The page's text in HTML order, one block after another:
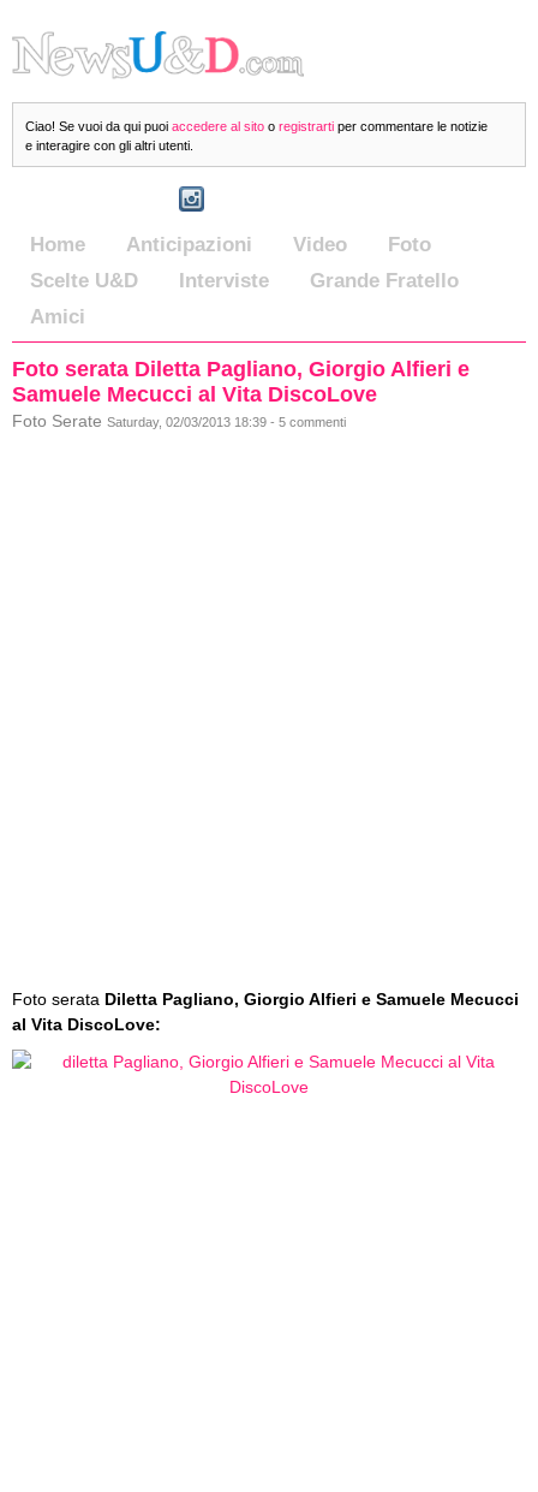
Ciao! Se vuoi da qui puoi accedere al sito o registrarti per commentare le notizie
e interagire con gli altri utenti.
Home Anticipazioni Video
Foto
Scelte U&D
Interviste
Grande Fratello
Amici
Foto serata Diletta Pagliano, Giorgio Alfieri e
Samuele Mecucci al Vita DiscoLove
Foto Serate Saturday, 02/03/2013 18:39 - 5 commenti
Foto serata Diletta Pagliano, Giorgio Alfieri e Samuele Mecucci
al Vita DiscoLove: